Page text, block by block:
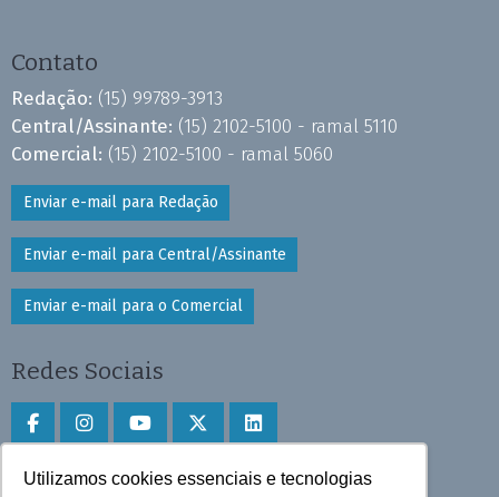
Utilizamos cookies essenciais e tecnologias
Contato
Redação: (15) 99789-3913
Central/Assinante: (15) 2102-5100 - ramal 5110
Comercial: (15) 2102-5100 - ramal 5060
Enviar e-mail para Redação
Enviar e-mail para Central/Assinante
Enviar e-mail para o Comercial
Redes Sociais
Faça download do aplicativo